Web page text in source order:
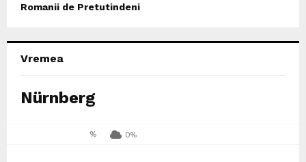
Romanii de Pretutindeni
Vremea
Nürnberg
% 0%